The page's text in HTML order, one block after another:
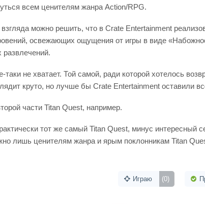
всем ценителям жанра Action/RPG.
можно решить, что в Crate Entertainment
освежающих ощущения от игры в виде
не хватает. Той самой, ради которой хотелось
круто, но лучше бы Crate Entertainment оставили
части Titan Quest, например.
тот же самый Titan Quest, минус интересный
лишь ценителям жанра и ярым поклонникам Titan
Играю (0)